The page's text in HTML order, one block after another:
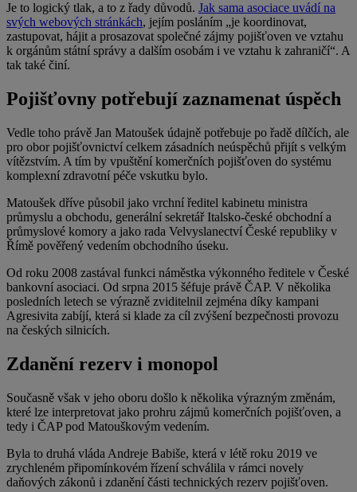
Je to logický tlak, a to z řady důvodů. Jak sama asociace uvádí na
svých webových stránkách, jejím posláním „je koordinovat,
zastupovat, hájit a prosazovat společné zájmy pojišťoven ve vztahu
k orgánům státní správy a dalším osobám i ve vztahu k zahraničí“. A
tak také činí.
Pojišťovny potřebují zaznamenat úspěch
Vedle toho právě Jan Matoušek údajně potřebuje po řadě dílčích, ale
pro obor pojišťovnictví celkem zásadních neúspěchů přijít s velkým
vítězstvím. A tím by vpuštění komerčních pojišťoven do systému
komplexní zdravotní péče vskutku bylo.
Matoušek dříve působil jako vrchní ředitel kabinetu ministra
průmyslu a obchodu, generální sekretář Italsko-české obchodní a
průmyslové komory a jako rada Velvyslanectví České republiky v
Římě pověřený vedením obchodního úseku.
Od roku 2008 zastával funkci náměstka výkonného ředitele v České
bankovní asociaci. Od srpna 2015 šéfuje právě ČAP. V několika
posledních letech se výrazně zviditelnil zejména díky kampani
Agresivita zabíjí, která si klade za cíl zvýšení bezpečnosti provozu
na českých silnicích.
Zdanění rezerv i monopol
Současně však v jeho oboru došlo k několika výrazným změnám,
které lze interpretovat jako prohru zájmů komerčních pojišťoven, a
tedy i ČAP pod Matouškovým vedením.
Byla to druhá vláda Andreje Babiše, která v létě roku 2019 ve
zrychleném připomínkovém řízení schválila v rámci novely
daňových zákonů i zdanění části technických rezerv pojišťoven.